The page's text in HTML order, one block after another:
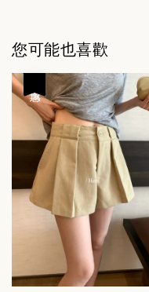
您可能也喜歡